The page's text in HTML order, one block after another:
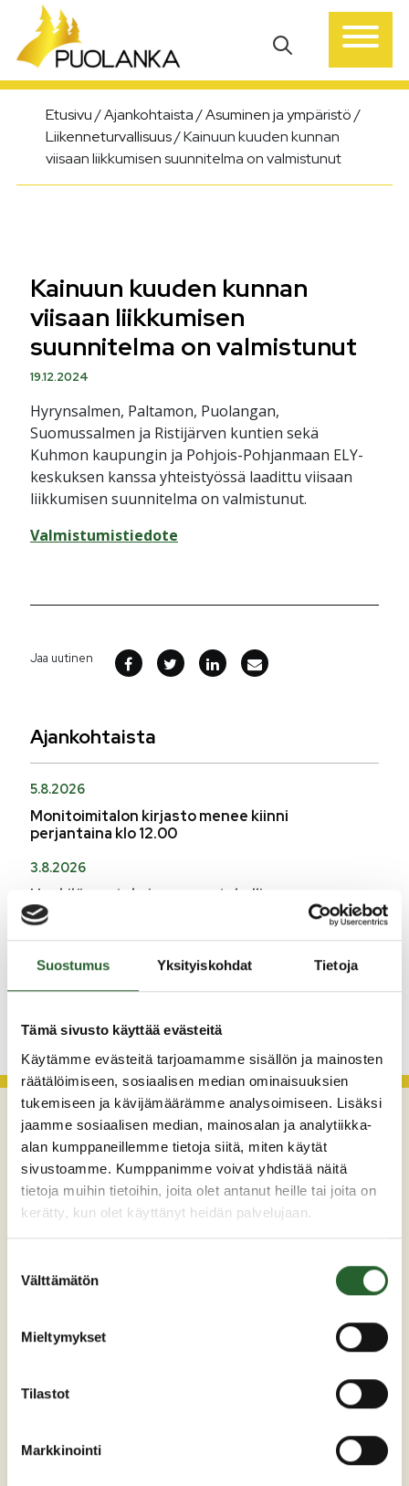
Suostumus Yksityiskohdat Tietoja
Tämä sivusto käyttää evästeitä
Käytämme evästeitä tarjoamamme sisällön ja mainosten
räätälöimiseen, sosiaalisen median ominaisuuksien
tukemiseen ja kävijämäärämme analysoimiseen. Lisäksi
jaamme sosiaalisen median, mainosalan ja analytiikka-
alan kumppaneillemme tietoja siitä, miten käytät
sivustoamme. Kumppanimme voivat yhdistää näitä
tietoja muihin tietoihin, joita olet antanut heille tai joita on
kerätty, kun olet käyttänyt heidän palvelujaan.
valinta
Välttämätön
Mieltymykset
Tilastot
Markkinointi
Päävalikko
Etusivu/Ajankohtaista/Asuminen ja ympäristö/
Liikenneturvallisuus/Kainuun kuuden kunnan
viisaan liikkumisen suunnitelma on valmistunut
Kainuun kuuden kunnan
viisaan liikkumisen
suunnitelma on valmistunut
19.12.2024
Hyrynsalmen, Paltamon, Puolangan,
Suomussalmen ja Ristijärven kuntien sekä
Kuhmon kaupungin ja Pohjois-Pohjanmaan ELY-
keskuksen kanssa yhteistyössä laadittu viisaan
liikkumisen suunnitelma on valmistunut.
Valmistumistiedote
Jaa uutinen
Ajankohtaista
5.8.2026
Monitoimitalon kirjasto menee kiinni
perjantaina klo 12.00
3.8.2026
Henkilömuutoksia maaseutuhallinnossa
29.7.2026
Asfaltointityöt taajamassa myöhästyvät